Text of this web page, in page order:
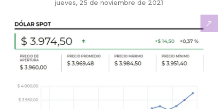
jueves, 25 de noviembre de 2021